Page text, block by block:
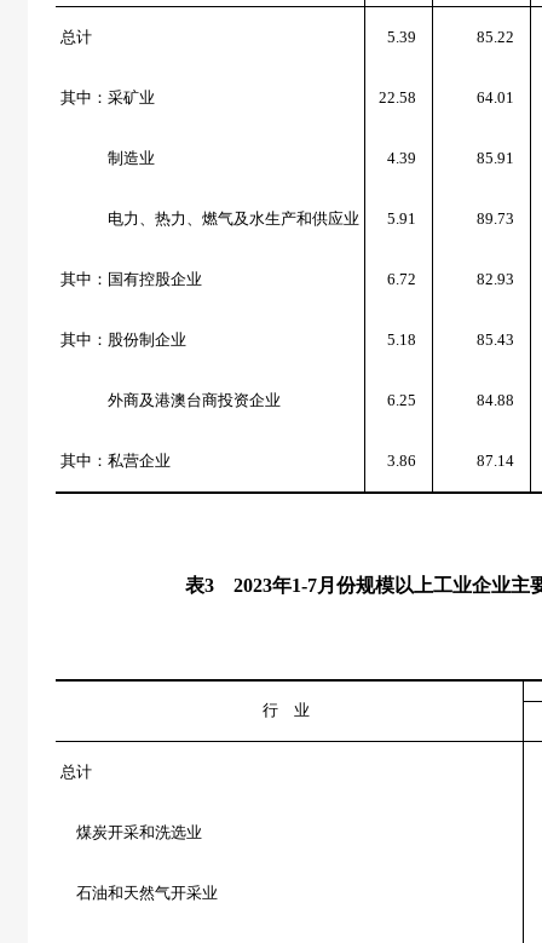
总计 5.39 85.22
其中：采矿业 22.58 64.01
制造业 4.39 85.91
电力、热力、燃气及水生产和供应业 5.91 89.73
其中：国有控股企业 6.72 82.93
其中：股份制企业 5.18 85.43
外商及港澳台商投资企业 6.25 84.88
其中：私营企业 3.86 87.14
表3 2023年1-7月份规模以上工业企业主
行 业
总计
煤炭开采和洗选业
石油和天然气开采业